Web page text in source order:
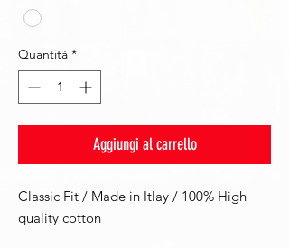
Quantità *
Aggiungi al carrello
Classic Fit / Made in Itlay / 100% High
quality cotton